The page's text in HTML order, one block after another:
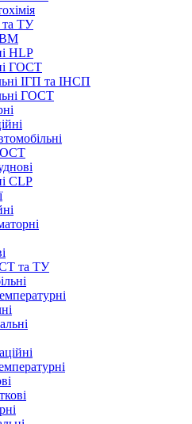
ТУ
ВМ
HLP
ГОСТ
ІГП та ІНСП
ГОСТ
CLP
та ТУ